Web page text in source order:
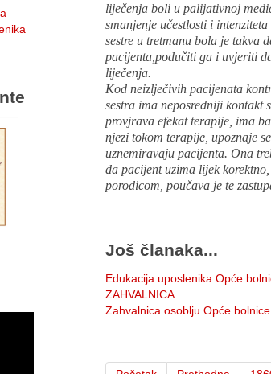
liječenja boli u palijativnoj
smanjenje učestlosti i
sestre u tretmanu bola je takva
pacijenta,podučiti ga i uvjeriti
liječenja.
Kod neizlječivih pacijenata
sestra ima neposredniji kontakt
provjrava efekat terapije, ima
njezi tokom terapije, upoznaje
uznemiravaju pacijenta. Ona
da pacijent uzima lijek
porodicom, poučava je te
Još članaka...
Edukacija uposlenika Opće
ZAHVALNICA
Zahvalnica osoblju Opće bolnice